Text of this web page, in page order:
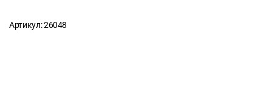
Артикул: 26048